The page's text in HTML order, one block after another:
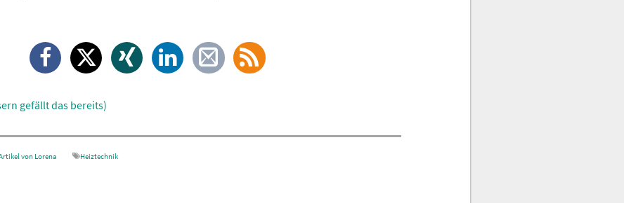
gefällt das
von Lorena Heiztechnik